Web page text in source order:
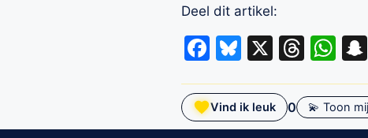
Deel dit artikel:
Facebook
Bluesky
X
Vind ik leuk 0 💫 Toon